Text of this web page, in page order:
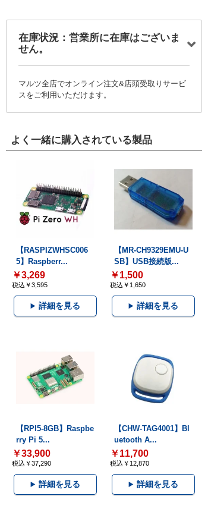
在庫状況：営業所に在庫はございま
せん。
マルツ全店でオンライン注文&店頭受取りサービ
スをご利用いただけます。
よく一緒に購入されている製品
【RASPIZWHSC006
5】Raspberr...
￥3,269
税込￥3,595
詳細を見る
【MR-CH9329EMU-U
SB】USB接続版...
￥1,500
税込￥1,650
詳細を見る
【RPI5-8GB】Raspbe
rry Pi 5...
￥33,900
税込￥37,290
詳細を見る
【CHW-TAG4001】Bl
uetooth A...
￥11,700
税込￥12,870
詳細を見る